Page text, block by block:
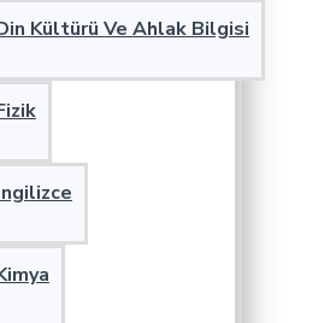
Kültürü Ve Ahlak Bilgisi